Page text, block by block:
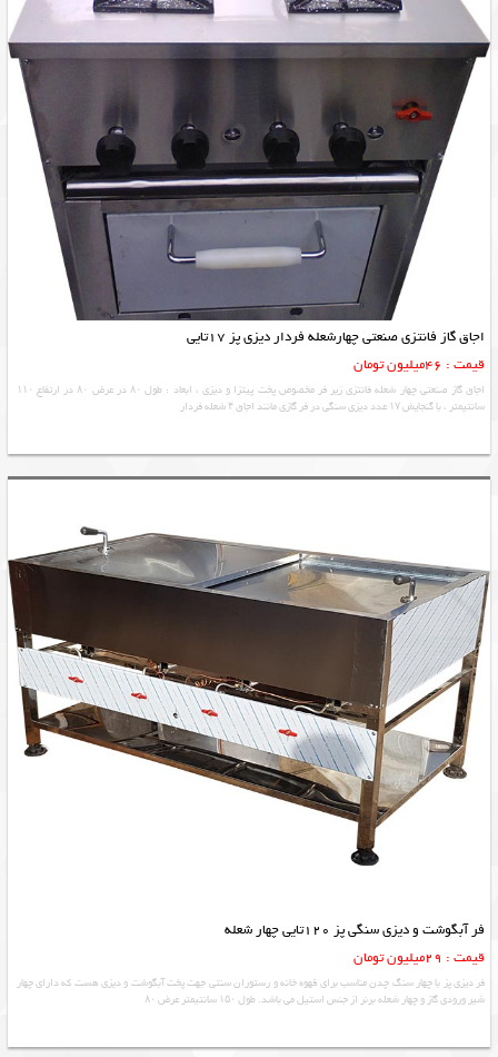
اجاق گاز فانتزی صنعتی چهارشعله فردار دیزی پز 17تایی
قیمت : 46میلیون تومان
اجاق گاز صنعتی چهار شعله فانتزی زیر فر مخصوص پخت پیتزا و دیزی ، ابعاد : طول ۸۰ در عرض ۸۰ در ارتفاع ۱۱۰
سانتیمتر ، با گنجایش ۱۷ عدد دیزی سنگی در فر گازی مانند اجاق ۴ شعله فردار
فر آبگوشت و دیزی سنگی پز 120تایی چهار شعله
قیمت : 29میلیون تومان
فر دیزی پز با چهار سنگ چدن مناسب برای قهوه خانه و رستوران سنتی جهت پخت آبگوشت و دیزی هست که دارای چهار
شیر ورودی گاز و چهار شعله برنر از جنس استیل می باشد. طول ۱۵۰ سانتیمتر عرض ۸۰